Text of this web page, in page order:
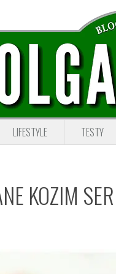
LIFESTYLE TESTY
KOZIM